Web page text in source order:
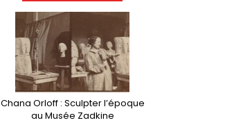
Chana Orloff : Sculpter l’époque
au Musée Zadkine